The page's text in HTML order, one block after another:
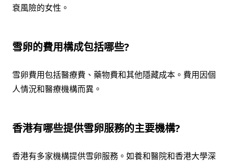
衰風險的女性。
雪卵的費用構成包括哪些?
雪卵費用包括醫療費、藥物費和其他隱藏成本。費用因個
人情況和醫療機構而異。
香港有哪些提供雪卵服務的主要機構?
香港有多家機構提供雪卵服務。如養和醫院和香港大學深